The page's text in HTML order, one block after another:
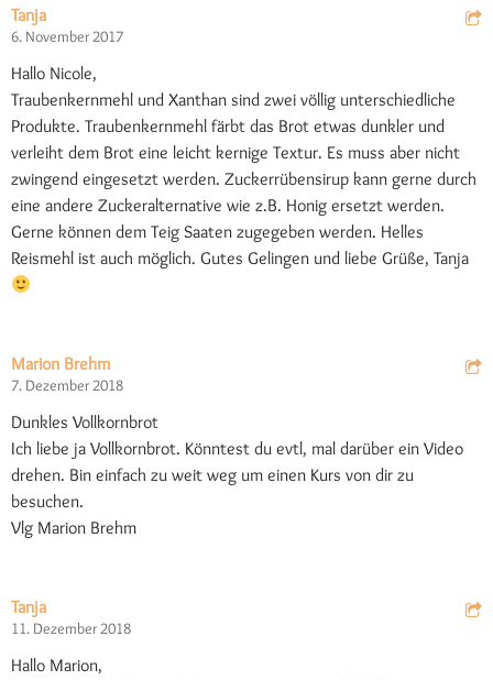
Tanja
6. November 2017
Hallo Nicole,
Traubenkernmehl und Xanthan sind zwei völlig unterschiedliche
Produkte. Traubenkernmehl färbt das Brot etwas dunkler und
verleiht dem Brot eine leicht kernige Textur. Es muss aber nicht
zwingend eingesetzt werden. Zuckerrübensirup kann gerne durch
eine andere Zuckeralternative wie z.B. Honig ersetzt werden.
Gerne können dem Teig Saaten zugegeben werden. Helles
Reismehl ist auch möglich. Gutes Gelingen und liebe Grüße, Tanja
Marion Brehm
7. Dezember 2018
Dunkles Vollkornbrot
Ich liebe ja Vollkornbrot. Könntest du evtl, mal darüber ein Video
drehen. Bin einfach zu weit weg um einen Kurs von dir zu
besuchen.
Vlg Marion Brehm
Tanja
11. Dezember 2018
Hallo Marion,